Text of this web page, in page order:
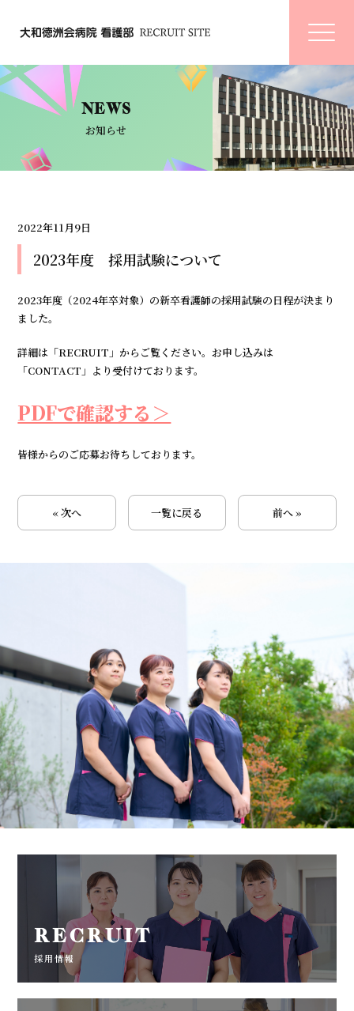
NEWS
お知らせ
2022年11月9日
2023年度 採用試験について
2023年度（2024年卒対象）の新卒看護師の採用試験の日程が決まり
ました。
詳細は「RECRUIT」からご覧ください。お申し込みは
「CONTACT」より受付けております。
PDFで確認する＞
皆様からのご応募お待ちしております。
« 次へ 一覧に戻る 前へ »
RECRUIT
採用情報